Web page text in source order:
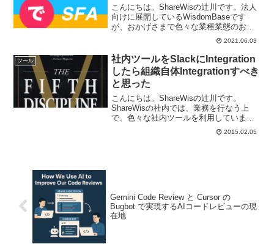
こんにちは。ShareWisの辻川です。法人
向けに展開しているWisdomBaseです
が、おかげさまで色々な業種業態のお客
様に導入いただいています。研修・検定
事業のデジタル化が実現できるサービス
として、自信を持ってオススメしていま
すが、初め...
2021.06.03
ツール
社内ツールをSlackにIntegration
したら組織自体Integrationすべき
と思った
こんにちは。ShareWisの辻川です。
ShareWisの社内では、業務を行なう上
で、色々な社内ツールを利用していま
す。社内版IFTTTのZapierで各ツール間を
連携させたり、各ツールで起こったこと
2015.02.05
Gemini Code Review と Cursor の
Bugbot で実現するAIコードレビューの現
在地